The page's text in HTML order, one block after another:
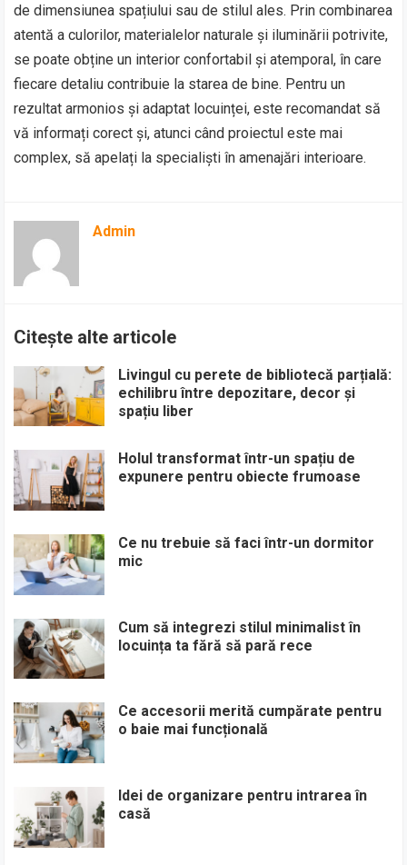
de dimensiunea spațiului sau de stilul ales. Prin combinarea
atentă a culorilor, materialelor naturale și iluminării potrivite,
se poate obține un interior confortabil și atemporal, în care
fiecare detaliu contribuie la starea de bine. Pentru un
rezultat armonios și adaptat locuinței, este recomandat să
vă informați corect și, atunci când proiectul este mai
complex, să apelați la specialiști în amenajări interioare.
Admin
Citește alte articole
Livingul cu perete de bibliotecă parțială:
echilibru între depozitare, decor și
spațiu liber
Holul transformat într-un spațiu de
expunere pentru obiecte frumoase
Ce nu trebuie să faci într-un dormitor
mic
Cum să integrezi stilul minimalist în
locuința ta fără să pară rece
Ce accesorii merită cumpărate pentru
o baie mai funcțională
Idei de organizare pentru intrarea în
casă